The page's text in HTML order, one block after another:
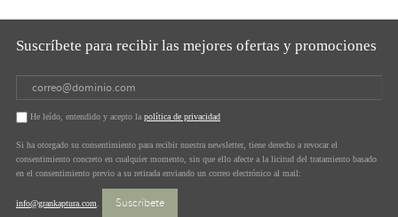
Suscríbete para recibir las mejores ofertas y promociones
He leído, entendido y acepto la política de privacidad
Si ha otorgado su consentimiento para recibir nuestra newsletter, tiene derecho a revocar el
consentimiento concreto en cualquier momento, sin que ello afecte a la licitud del tratamiento basado
en el consentimiento previo a su retirada enviando un correo electrónico al mail:
info@grankaptura.com Suscríbete